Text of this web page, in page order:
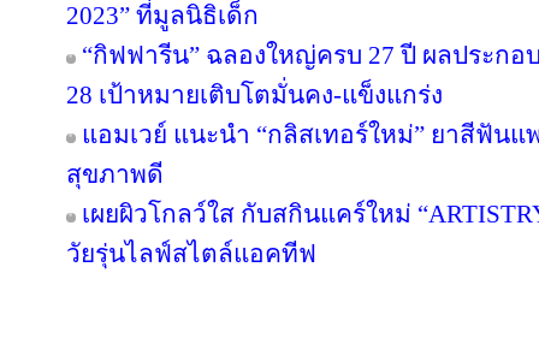
2023” ที่มูลนิธิเด็ก
“กิฟฟารีน” ฉลองใหญ่ครบ 27 ปี ผลประก
28 เป้าหมายเติบโตมั่นคง-แข็งแกร่ง
แอมเวย์ แนะนำ “กลิสเทอร์ใหม่” ยาสีฟัน
สุขภาพดี
เผยผิวโกลว์ใส กับสกินแคร์ใหม่
วัยรุ่นไลฟ์สไตล์แอคทีฟ